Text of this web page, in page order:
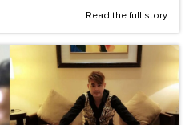
Read the full story